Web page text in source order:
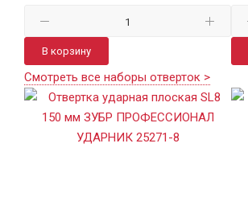
В корзину
Смотреть все наборы отверток >